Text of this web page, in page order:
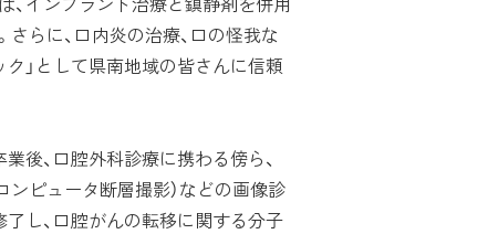
らに、口内炎の治療、口の怪我な
」として県南地域の皆さんに信頼
後、口腔外科診療に携わる傍ら、
ンピュータ断層撮影）などの画像診
し、口腔がんの転移に関する分子